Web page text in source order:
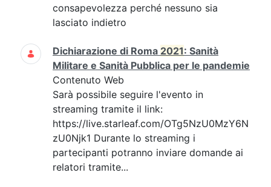
consapevolezza perché nessuno sia
lasciato indietro
Dichiarazione di Roma 2021: Sanità
Militare e Sanità Pubblica per le pandemie
Contenuto Web
Sarà possibile seguire l'evento in
streaming tramite il link:
https://live.starleaf.com/OTg5NzU0MzY6N
zU0Njk1 Durante lo streaming i
partecipanti potranno inviare domande ai
relatori tramite...